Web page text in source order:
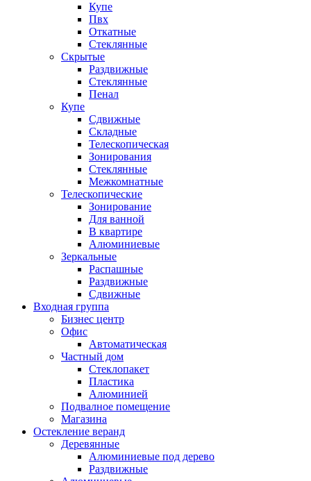
Купе
Пвх
Откатные
Стеклянные
Скрытые
Раздвижные
Стеклянные
Пенал
Купе
Сдвижные
Складные
Телескопическая
Зонирования
Стеклянные
Межкомнатные
Телескопические
Зонирование
Для ванной
В квартире
Алюминиевые
Зеркальные
Распашные
Раздвижные
Сдвижные
Входная группа
Бизнес центр
Офис
Автоматическая
Частный дом
Стеклопакет
Пластика
Алюминией
Подвалное помещение
Магазина
Остекление веранд
Деревянные
Алюминиевые под дерево
Раздвижные